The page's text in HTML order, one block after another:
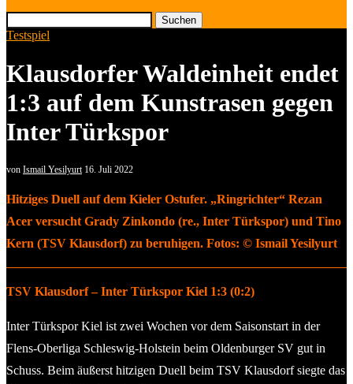
Suchen
Testspiel
Klausdorfer Waldeinheit endet
1:3 auf dem Kunstrasen gegen
Inter Türkspor
von Ismail Yesilyurt 16. Juli 2022
Hitziges Duell auf dem Kieler Ostufer. „Ringrichter“ Rezan
Acer versucht Grady Zinkondo (re., Inter Türkspor) und Tino
Kern (TSV Klausdorf) zu beruhigen. Fotos: © Ismail Yesilyurt
TSV Klausdorf – Inter Türkspor Kiel 1:3 (0:2)
Inter Türkspor Kiel ist zwei Wochen vor dem Saisonstart in der
Flens-Oberliga Schleswig-Holstein beim Oldenburger SV gut in
Schuss. Beim äußerst hitzigen Duell beim TSV Klausdorf siegte das